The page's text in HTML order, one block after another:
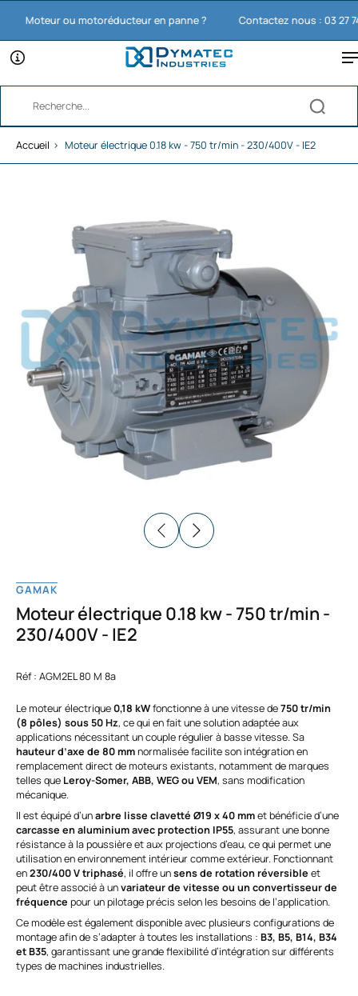
Moteur ou motoréducteur en panne ? Contactez nous : 03 27 74
Accueil › Moteur électrique 0.18 kw - 750 tr/min - 230/400V - IE2
GAMAK
Moteur électrique 0.18 kw - 750 tr/min -
230/400V - IE2
Réf : AGM2EL 80 M 8a
Le moteur électrique0,18 kWfonctionne à une vitesse de750 tr/min
(8 pôles) sous 50 Hz, ce qui en fait une solution adaptée aux
applications nécessitant un couple régulier à basse vitesse. Sa
hauteur d’axe de 80 mmnormalisée facilite son intégration en
remplacement direct de moteurs existants, notamment de marques
telles que Leroy-Somer, ABB, WEG ou VEM, sans modification
mécanique.
Il est équipé d’unarbre lisse clavetté Ø19 x 40 mmet bénéficie d’une
carcasse en aluminium avec protection IP55, assurant une bonne
résistance à la poussière et aux projections d’eau, ce qui permet une
utilisation en environnement intérieur comme extérieur. Fonctionnant
en230/400 V triphasé, il offre unsens de rotation réversible et
peut être associé à unvariateur de vitesse ou un convertisseur de
fréquence pour un pilotage précis selon les besoins de l’application.
Ce modèle est également disponible avec plusieurs configurations de
montage afin de s’adapter à toutes les installations : B3, B5, B14, B34
et B35, garantissant une grande flexibilité d’intégration sur différents
types de machines industrielles.